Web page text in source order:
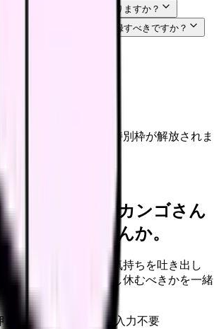
い求人を選べば年収は上がりますか？
護には転職を決めてから登録すべきですか？
と解放
（未開放）
と、転職サポートの特別枠が解放されま
苦しいなら、カンゴさん
話してみませんか。
は進みません。今の気持ちを吐き出し
、辞めるべきか、少し休むべきかを一緒
売りなし
病院名は入力不要